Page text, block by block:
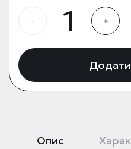
+
Опис